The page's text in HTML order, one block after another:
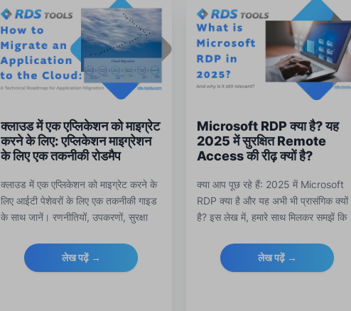
क्लाउड में एक एप्लिकेशन को माइग्रेट
करने के लिए: एप्लिकेशन माइग्रेशन
के लिए एक तकनीकी रोडमैप
क्लाउड में एक एप्लिकेशन को माइग्रेट करने के
लिए आईटी पेशेवरों के लिए एक तकनीकी गाइड
के साथ जानें। रणनीतियों, उपकरणों, सुरक्षा
लेख पढ़ें →
Microsoft RDP क्या है? यह
2025 में सुरक्षित Remote
Access की रीढ़ क्यों है?
क्या आप पूछ रहे हैं: 2025 में Microsoft
RDP क्या है और यह अभी भी प्रासंगिक क्यों
है? इस लेख में, हमारे साथ मिलकर समझें कि
Protocol कैसे काम करता है, यह आधुनिक
IT रणनीतियों के लिए क्यों महत्वपूर्ण है,
लेख पढ़ें →